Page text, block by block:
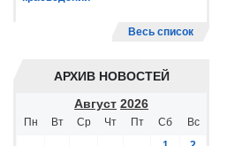
Весь список
АРХИВ НОВОСТЕЙ
Август 2026
Пн Вт Ср Чт Пт Сб
Вс